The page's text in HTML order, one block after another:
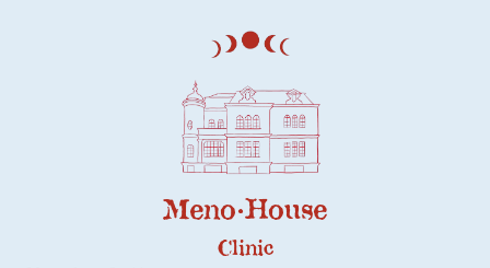
Meno·House
Clinic